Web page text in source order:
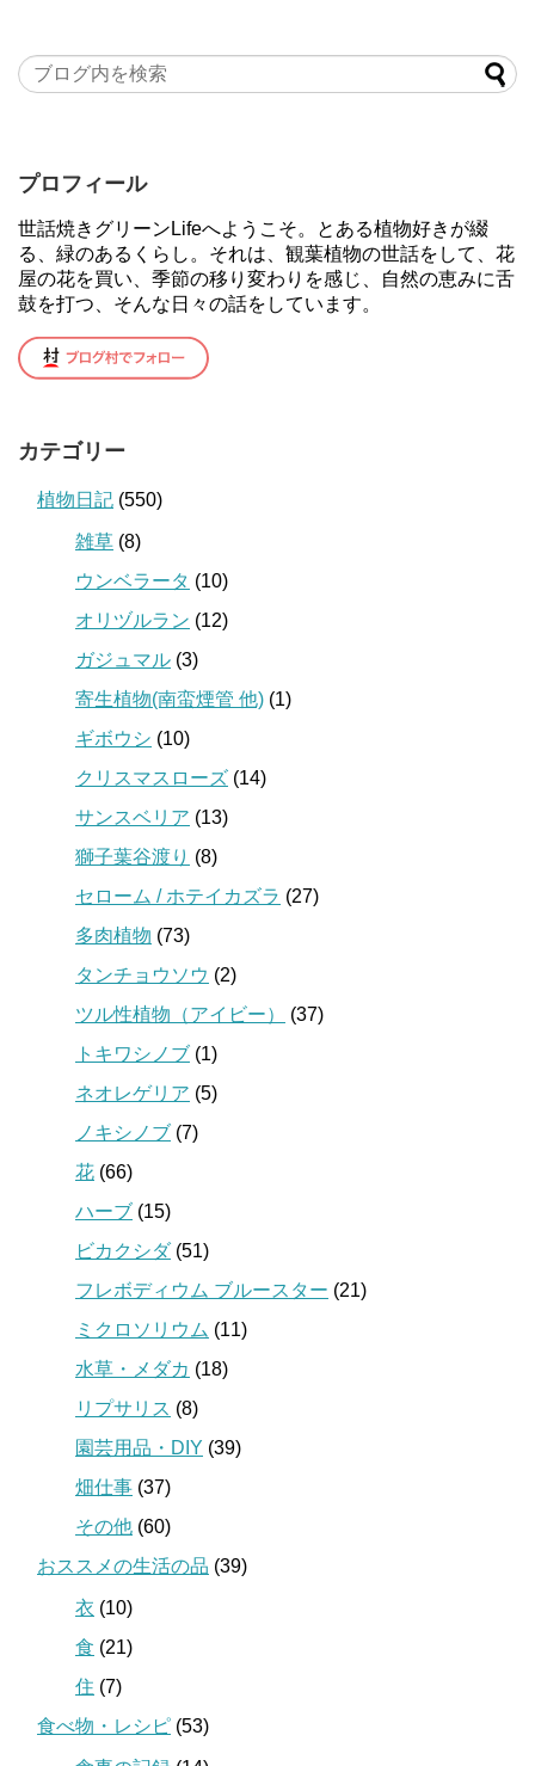
プロフィール
世話焼きグリーンLifeへようこそ。とある植物好きが綴
る、緑のあるくらし。それは、観葉植物の世話をして、花
屋の花を買い、季節の移り変わりを感じ、自然の恵みに舌
鼓を打つ、そんな日々の話をしています。
カテゴリー
植物日記 (550)
雑草 (8)
ウンベラータ (10)
オリヅルラン (12)
ガジュマル (3)
寄生植物(南蛮煙管 他) (1)
ギボウシ (10)
クリスマスローズ (14)
サンスベリア (13)
獅子葉谷渡り (8)
セローム / ホテイカズラ (27)
多肉植物 (73)
タンチョウソウ (2)
ツル性植物（アイビー）
(37)
トキワシノブ (1)
ネオレゲリア (5)
ノキシノブ (7)
花 (66)
ハーブ (15)
ビカクシダ(51)
フレボディウム ブルースター (21)
ミクロソリウム (11)
水草・メダカ (18)
リプサリス (8)
園芸用品・DIY (39)
畑仕事 (37)
その他 (60)
おススメの生活の品 (39)
衣 (10)
食 (21)
住 (7)
食べ物・レシピ (53)